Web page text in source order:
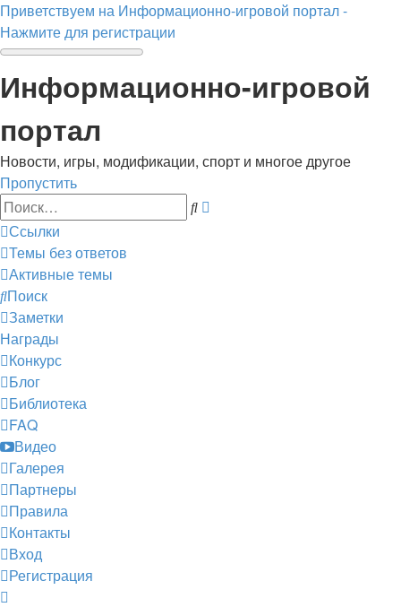
Приветствуем на Информационно-игровой портал -
Нажмите для регистрации
Информационно-игровой
портал
Новости, игры, модификации, спорт и многое другое
Пропустить
Поиск
Ссылки
Темы без ответов
Активные темы
Поиск
Заметки
Награды
Конкурс
Блог
Библиотека
FAQ
Видео
Галерея
Партнеры
Правила
Контакты
Вход
Регистрация